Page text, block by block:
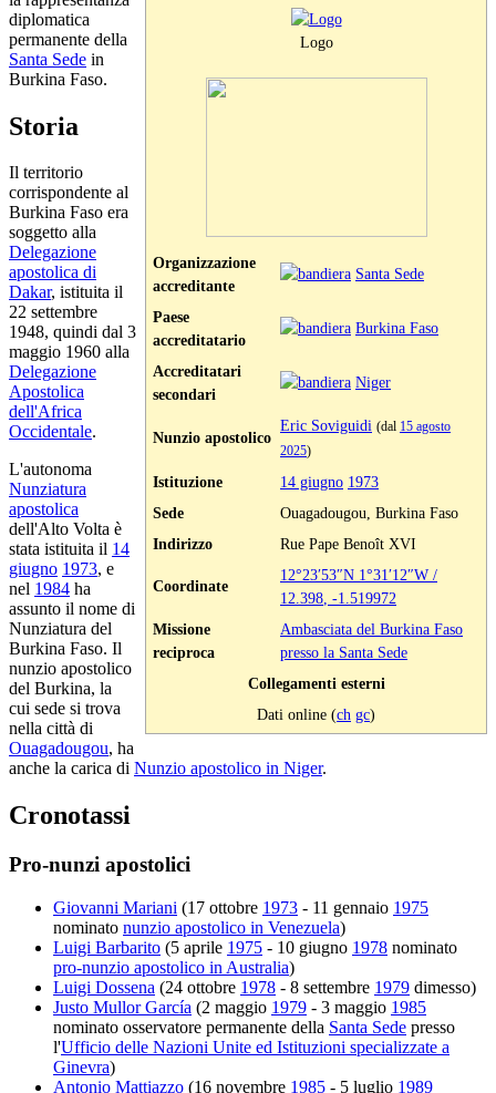
Logo
Organizzazione
accreditante
Santa Sede
Paese
accreditatario
Burkina Faso
Accreditatari
secondari
Niger
Nunzio apostolico
Eric Soviguidi (dal 15 agosto
2025)
Istituzione 14 giugno 1973
Sede
Ouagadougou, Burkina Faso
Indirizzo
Rue Pape Benoît XVI
Coordinate
12°23′53″N 1°31′12″W /
12.398 -1.519972
Missione
reciproca
Ambasciata del Burkina Faso
presso la Santa Sede
Collegamenti esterni
Dati online (ch gc)
diplomatica
permanente della
Santa Sede in
Burkina Faso.
Storia
Il territorio
corrispondente al
Burkina Faso era
soggetto alla
Delegazione
apostolica di
Dakar, istituita il
22 settembre
1948, quindi dal 3
maggio 1960 alla
Delegazione
Apostolica
dell'Africa
Occidentale.
L'autonoma
Nunziatura
apostolica
dell'Alto Volta è
stata istituita il 14
giugno 1973, e
nel 1984 ha
assunto il nome di
Nunziatura del
Burkina Faso. Il
nunzio apostolico
del Burkina, la
cui sede si trova
nella città di
Ouagadougou, ha
anche la carica di Nunzio apostolico in Niger.
Cronotassi
Pro-nunzi apostolici
Giovanni Mariani (17 ottobre 1973 - 11 gennaio 1975
nominato nunzio apostolico in Venezuela)
Luigi Barbarito (5 aprile 1975 - 10 giugno 1978 nominato
pro-nunzio apostolico in Australia)
Luigi Dossena (24 ottobre 1978 - 8 settembre 1979 dimesso)
Justo Mullor García (2 maggio 1979 - 3 maggio 1985
nominato osservatore permanente della Santa Sede presso
l'Ufficio delle Nazioni Unite ed Istituzioni specializzate a
Ginevra)
Antonio Mattiazzo (16 novembre 1985 - 5 luglio 1989